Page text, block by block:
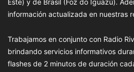
información actualizada en nuestras
Trabajamos en conjunto con Radio
brindando servicios informativos
flashes de 2 minutos de duración